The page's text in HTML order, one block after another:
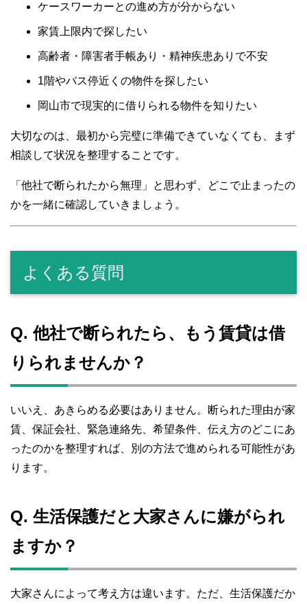
ケースワーカーとの進め方が分からない
家賃上限内で探したい
高齢者・障害者手帳あり・精神疾患ありで不安
1階やバス停近くの物件を探したい
岡山市で現実的に借りられる物件を知りたい
大切なのは、最初から完璧に準備できていなくても、まず
相談して状況を整理することです。
「他社で断られたから無理」と思わず、どこで止まったの
かを一緒に確認していきましょう。
よくある質問
Q. 他社で断られたら、もう賃貸は借
りられませんか？
いいえ、あきらめる必要はありません。断られた理由が家
賃、保証会社、緊急連絡先、希望条件、伝え方のどこにあ
ったのかを整理すれば、別の方法で進められる可能性があ
ります。
Q. 生活保護だと大家さんに嫌がられ
ますか？
大家さんによって考え方は違います。ただ、生活保護だか